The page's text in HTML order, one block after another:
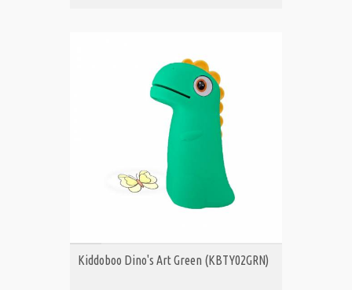
ΑΓΟΡΑ
Kiddoboo Dino's Art Green (KBTY02GRN)